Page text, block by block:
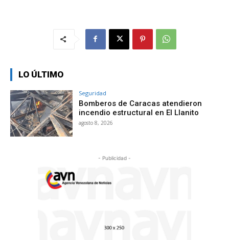
LO ÚLTIMO
Seguridad
Bomberos de Caracas atendieron
incendio estructural en El Llanito
agosto 8, 2026
- Publicidad -